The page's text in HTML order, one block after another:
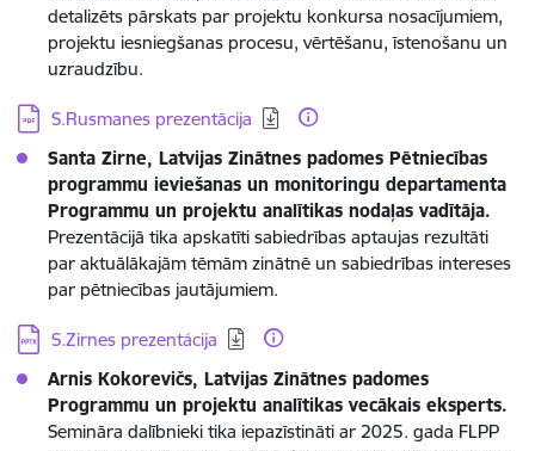
detalizēts pārskats par projektu konkursa nosacījumiem,
projektu iesniegšanas procesu, vērtēšanu, īstenošanu un
uzraudzību.
Lejupielādēt:
S.Rusmanes prezentācija
Santa Zirne, Latvijas Zinātnes padomes Pētniecības
programmu ieviešanas un monitoringu departamenta
Programmu un projektu analītikas nodaļas vadītāja.
Prezentācijā tika apskatīti sabiedrības aptaujas rezultāti
par aktuālākajām tēmām zinātnē un sabiedrības intereses
par pētniecības jautājumiem.
Lejupielādēt:
S.Zirnes prezentácija
Arnis Kokorevičs, Latvijas Zinātnes padomes
Programmu un projektu analītikas vecākais eksperts.
Semināra dalībnieki tika iepazīstināti ar 2025. gada FLPP